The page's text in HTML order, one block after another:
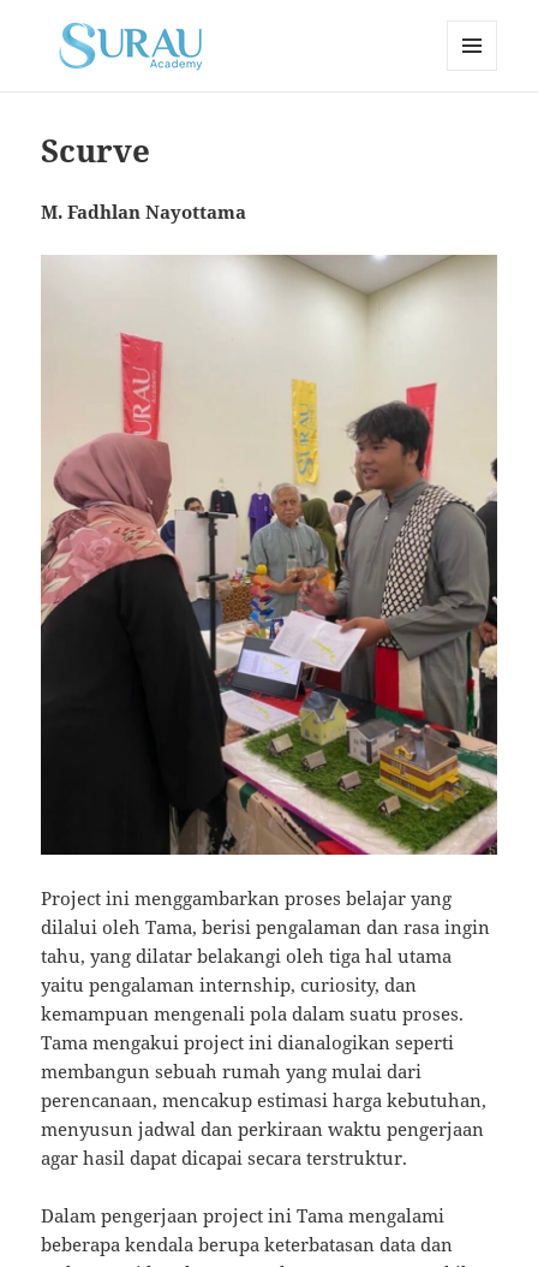
Scurve
M. Fadhlan Nayottama
Project ini menggambarkan proses belajar yang
dilalui oleh Tama, berisi pengalaman dan rasa ingin
tahu, yang dilatar belakangi oleh tiga hal utama
yaitu pengalaman internship, curiosity, dan
kemampuan mengenali pola dalam suatu proses.
Tama mengakui project ini dianalogikan seperti
membangun sebuah rumah yang mulai dari
perencanaan, mencakup estimasi harga kebutuhan,
menyusun jadwal dan perkiraan waktu pengerjaan
agar hasil dapat dicapai secara terstruktur.
Dalam pengerjaan project ini Tama mengalami
beberapa kendala berupa keterbatasan data dan